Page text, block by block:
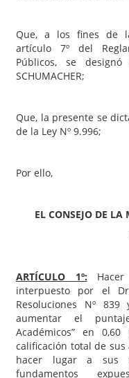
Que, a los fines de
artículo 7º del
Públicos, se
SCHUMACHER;
Que, la presente se
de la Ley Nº 9.996;
Por ello,
EL CONSEJO DE LA
ARTÍCULO 1º:
interpuesto por el
Resoluciones Nº
aumentar el
Académicos” en
calificación total de sus
hacer lugar a sus
fundamentos